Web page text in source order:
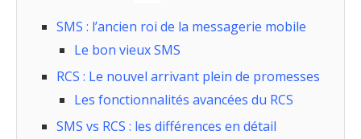
SMS : l’ancien roi de la messagerie mobile
Le bon vieux SMS
RCS : Le nouvel arrivant plein de promesses
Les fonctionnalités avancées du RCS
SMS vs RCS : les différences en détail